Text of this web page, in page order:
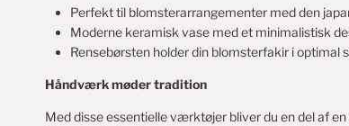
Perfekt til blomsterarrangementer med den
Moderne keramisk vase med et minimalistisk
Rensebørsten holder din blomsterfakir i optimal
Håndværk møder tradition
Med disse essentielle værktøjer bliver du en del af